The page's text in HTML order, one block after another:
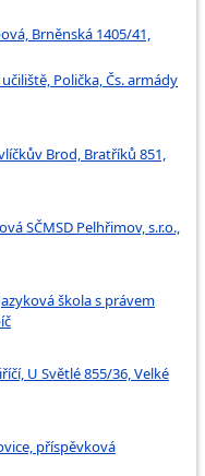
Brněnská 1405/41,
Polička, Čs. armády
Brod, Bratříků 851,
SČMSD Pelhřimov, s.r.o.,
škola s právem
U Světlé 855/36, Velké
příspěvková